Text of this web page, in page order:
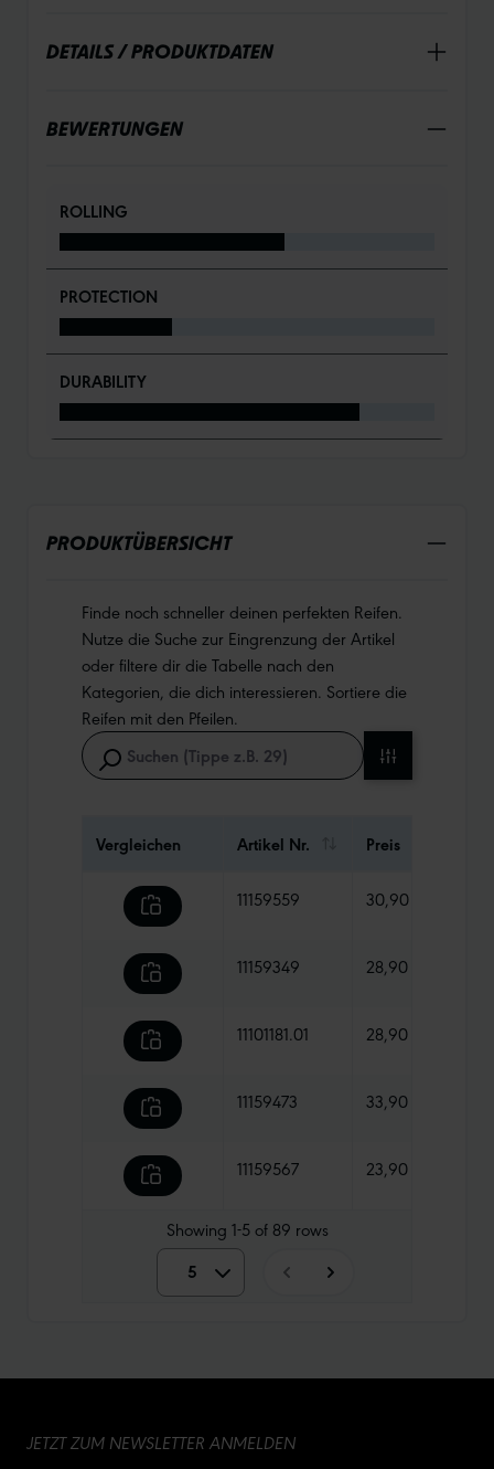
DETAILS / PRODUKTDATEN
BEWERTUNGEN
ROLLING
PROTECTION
DURABILITY
PRODUKTÜBERSICHT
Finde noch schneller deinen perfekten Reifen.
Nutze die Suche zur Eingrenzung der Artikel
oder filtere dir die Tabelle nach den
Kategorien, die dich interessieren. Sortiere die
Reifen mit den Pfeilen.
Vergleichen Artikel Nr. Preis
11159559 30,90 €
11159349 28,90 €
11101181.01 28,90 €
11159473 33,90 €
11159567 23,90 €
Showing 1-5of89 rows
5 5
20
JETZT ZUM NEWSLETTER ANMELDEN